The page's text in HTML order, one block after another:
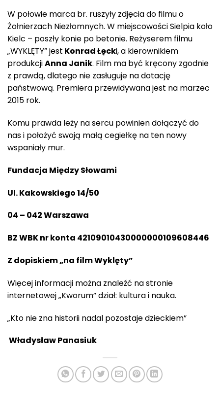
W połowie marca br. ruszyły zdjęcia do filmu o
Żołnierzach Niezłomnych. W miejscowości Sielpia koło
Kielc – poszły konie po betonie. Reżyserem filmu
„WYKLĘTY” jest Konrad Łęcki, a kierownikiem
produkcjiAnna Janik. Film ma być kręcony zgodnie
z prawdą, dlatego nie zasługuje na dotację
państwową. Premiera przewidywana jest na marzec
2015 rok.
Komu prawda leży na sercu powinien dołączyć do
nas i położyć swoją małą cegiełkę na ten nowy
wspaniały mur.
Fundacja Między Słowami
Ul. Kakowskiego 14/50
04 – 042 Warszawa
BZ WBK nr konta 42109010430000000109608446
Z dopiskiem „na film Wyklęty”
Więcej informacji można znaleźć na stronie
internetowej „Kworum” dział: kultura i nauka.
„Kto nie zna historii nadal pozostaje dzieckiem”
Władysław Panasiuk